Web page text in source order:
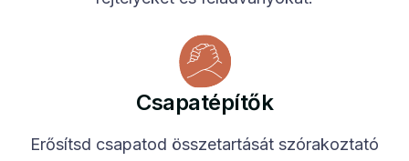
Csapatépítők
Erősítsd csapatod összetartását szórakoztató